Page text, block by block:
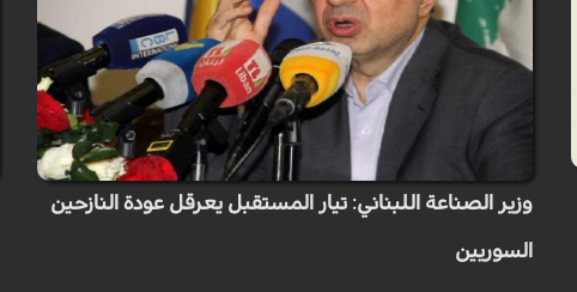
وزير الصناعة اللبناني: تيار المستقبل يعرقل عودة النازحين
السوريين